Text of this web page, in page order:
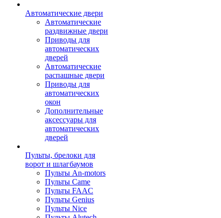
Автоматические двери
Автоматические
раздвижные двери
Приводы для
автоматических
дверей
Автоматические
распашные двери
Приводы для
автоматических
окон
Дополнительные
аксессуары для
автоматических
дверей
Пульты, брелоки для
ворот и шлагбаумов
Пульты An-motors
Пульты Came
Пульты FAAC
Пульты Genius
Пульты Nice